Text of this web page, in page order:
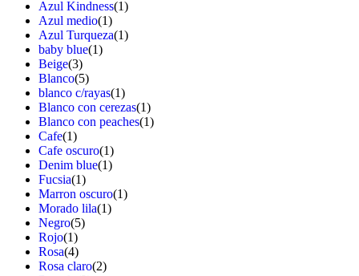
Azul Kindness(1)
Azul medio(1)
Azul Turqueza(1)
baby blue(1)
Beige(3)
Blanco(5)
blanco c/rayas(1)
Blanco con cerezas(1)
Blanco con peaches(1)
Cafe(1)
Cafe oscuro(1)
Denim blue(1)
Fucsia(1)
Marron oscuro(1)
Morado lila(1)
Negro(5)
Rojo(1)
Rosa(4)
Rosa claro(2)